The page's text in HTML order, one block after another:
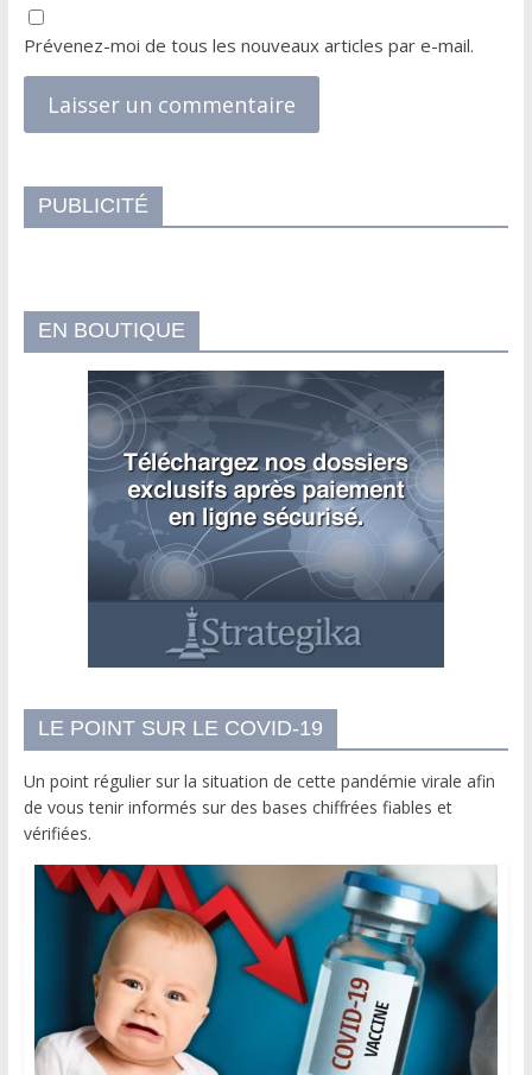
Prévenez-moi de tous les nouveaux articles par e-mail.
PUBLICITÉ
EN BOUTIQUE
LE POINT SUR LE COVID-19
Un point régulier sur la situation de cette pandémie virale afin
de vous tenir informés sur des bases chiffrées fiables et
vérifiées.